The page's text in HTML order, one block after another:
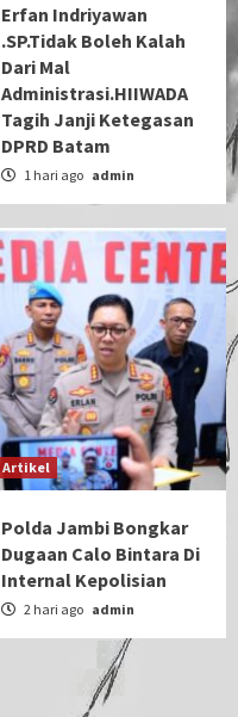
Erfan Indriyawan
.SP.Tidak Boleh Kalah
Dari Mal
Administrasi.HIIWADA
Tagih Janji Ketegasan
DPRD Batam
1 hari ago admin
Artikel
Polda Jambi Bongkar
Dugaan Calo Bintara Di
Internal Kepolisian
2 hari ago admin